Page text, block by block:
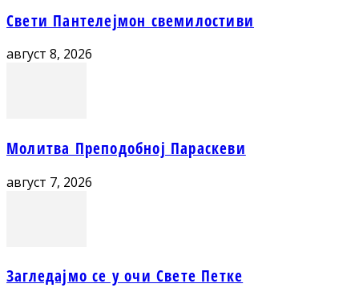
Свети Пантелејмон свемилостиви
август 8, 2026
Молитва Преподобној Параскеви
август 7, 2026
Загледајмо се у очи Свете Петке